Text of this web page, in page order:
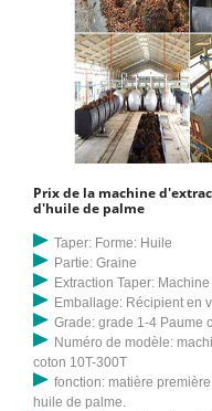
Prix de la machine
d'huile de palme
Taper: Forme: Huile
Partie: Graine
Extraction Taper:
Emballage: Récipient en
Grade: grade 1-4 Paume
Numéro de modèle:
coton 10T-300T
fonction: matière
huile de palme.